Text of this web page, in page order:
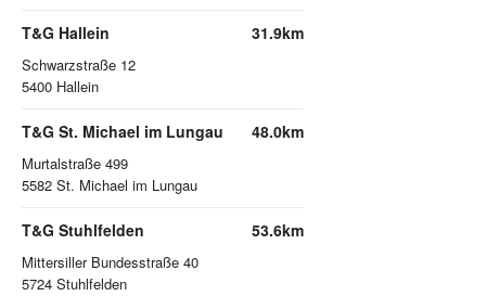
T&G Hallein
Schwarzstraße 12
5400 Hallein
31.9km
T&G St. Michael im Lungau
Murtalstraße 499
5582 St. Michael im Lungau
48.0km
T&G Stuhlfelden
Mittersiller Bundesstraße 40
5724 Stuhlfelden
53.6km